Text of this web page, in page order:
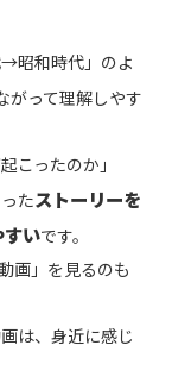
昭和時代」のよ
がって理解しやす
こったのか」
たストーリーを
すいです。
画」を見るのも
は、身近に感じ